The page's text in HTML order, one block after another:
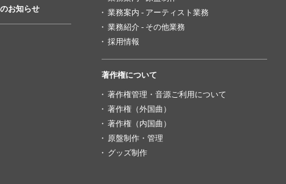
お知らせ
業務案内 - アーティスト業務
業務紹介 - その他業務
採用情報
著作権について
著作権管理・音源ご利用について
著作権（外国曲）
著作権（内国曲）
原盤制作・管理
グッズ制作